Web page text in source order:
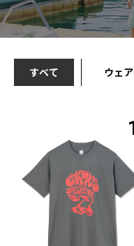
すべて ウェア